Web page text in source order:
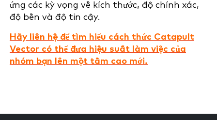
ứng các kỳ vọng về kích thước, độ chính xác,
độ bền và độ tin cậy.
Hãy liên hệ để tìm hiểu cách thức Catapult
Vector có thể đưa hiệu suất làm việc của
nhóm bạn lên một tầm cao mới.